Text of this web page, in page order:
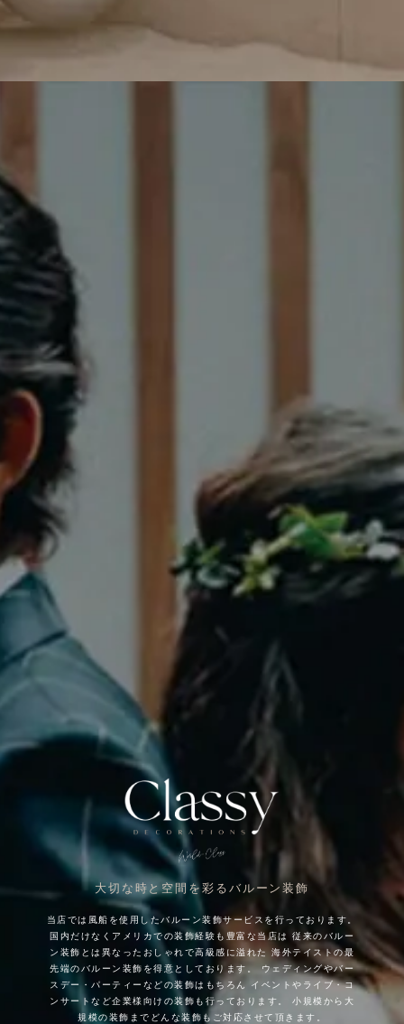
大切な時と空間を彩るバルーン装飾
当店では風船を使用したバルーン装飾サービスを行っております。
国内だけなくアメリカでの装飾経験も豊富な当店は
従来のバルー
ン装飾とは異なったおしゃれで高級感に溢れた
海外テイストの最
先端のバルーン装飾を得意としております。
ウェディングやバー
スデー・パーティーなどの装飾はもちろん
イベントやライブ・コ
ンサートなど企業様向けの装飾も行っております。
小規模から大
規模の装飾までどんな装飾もご対応させて頂きます。